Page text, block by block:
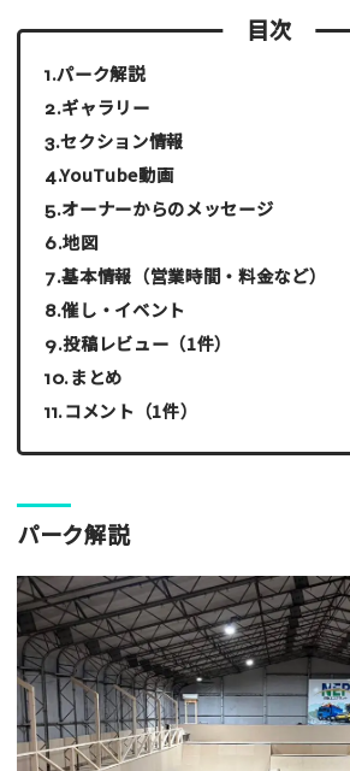
目次
パーク解説
ギャラリー
セクション情報
YouTube動画
オーナーからのメッセージ
地図
基本情報（営業時間・料金など）
催し・イベント
投稿レビュー（1件）
まとめ
コメント（1件）
パーク解説